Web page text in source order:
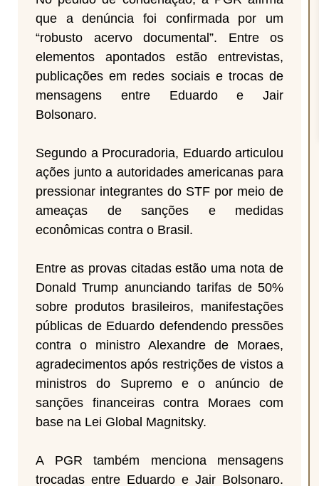
que a denúncia foi confirmada por um
“robusto acervo documental”. Entre os
elementos apontados estão entrevistas,
publicações em redes sociais e trocas de
mensagens entre Eduardo e Jair
Bolsonaro.
Segundo a Procuradoria, Eduardo articulou
ações junto a autoridades americanas para
pressionar integrantes do STF por meio de
ameaças de sanções e medidas
econômicas contra o Brasil.
Entre as provas citadas estão uma nota de
Donald Trump anunciando tarifas de 50%
sobre produtos brasileiros, manifestações
públicas de Eduardo defendendo pressões
contra o ministro Alexandre de Moraes,
agradecimentos após restrições de vistos a
ministros do Supremo e o anúncio de
sanções financeiras contra Moraes com
base na Lei Global Magnitsky.
A PGR também menciona mensagens
trocadas entre Eduardo e Jair Bolsonaro.